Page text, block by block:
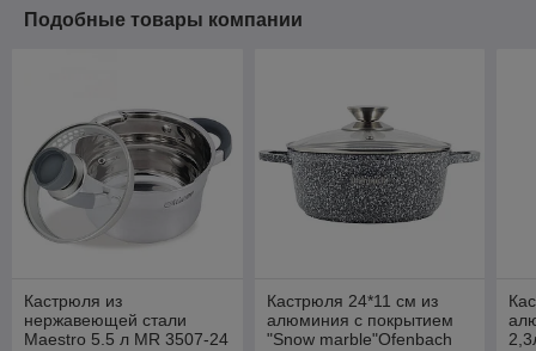
Подобные товары компании
Кастрюля из
нержавеющей стали
Maestro 5.5 л MR 3507-24
Кастрюля 24*11 см из
алюминия с покрытием
"Snow marble"Ofenbach